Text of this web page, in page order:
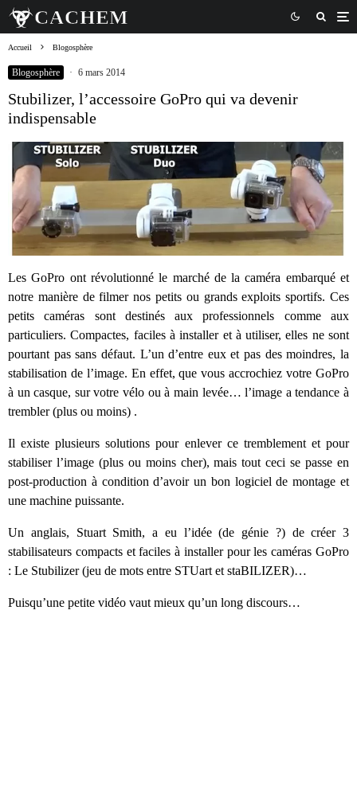
Accueil Blogosphère
Blogosphère · 6 mars 2014
Stubilizer, l’accessoire GoPro qui va devenir
indispensable
Les GoPro ont révolutionné le marché de la caméra embarqué et
notre manière de filmer nos petits ou grands exploits sportifs. Ces
petits caméras sont destinés aux professionnels comme aux
particuliers. Compactes, faciles à installer et à utiliser, elles ne sont
pourtant pas sans défaut. L’un d’entre eux et pas des moindres, la
stabilisation de l’image. En effet, que vous accrochiez votre GoPro
à un casque, sur votre vélo ou à main levée… l’image a tendance à
trembler (plus ou moins) .
Il existe plusieurs solutions pour enlever ce tremblement et pour
stabiliser l’image (plus ou moins cher), mais tout ceci se passe en
post-production à condition d’avoir un bon logiciel de montage et
une machine puissante.
Un anglais, Stuart Smith, a eu l’idée (de génie ?) de créer 3
stabilisateurs compacts et faciles à installer pour les caméras GoPro
: Le Stubilizer (jeu de mots entre STUart et staBILIZER)…
Puisqu’une petite vidéo vaut mieux qu’un long discours…